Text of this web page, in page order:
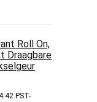
Roll On,
Draagbare
PST-